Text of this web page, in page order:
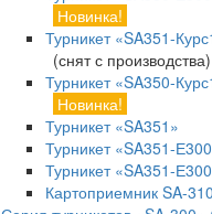
Новинка!
Турникет «SA351-
(снят с производства)
Турникет «SA350-
Новинка!
Турникет «SA351»
Турникет «SA351-
Турникет «SA351-
Картоприемник SA-